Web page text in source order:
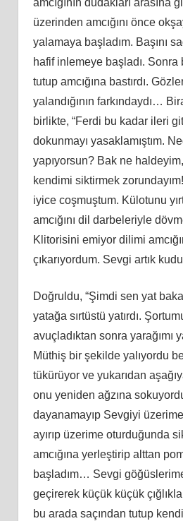
üzerinden amcığını önce
yalamaya başladım. Başını
hafif inlemeye başladı. Sonra
tutup amcığına bastırdı.
yalandığının farkındaydı…
birlikte, “Ferdi bu kadar ileri
dokunmayı yasaklamıştım.
yapıyorsun? Bak ne
kendimi siktirmek
iyice coşmuştum. Külotunu
amcığını dil darbeleriyle
Klitorisini emiyor dilimi
çıkarıyordum. Sevgi artık
Doğruldu, “Şimdi sen yat
yatağa sırtüstü yatırdı.
avuçladıktan sonra yarağımı
Müthiş bir şekilde yalıyordu
tükürüyor ve yukarıdan
onu yeniden ağzına
dayanamayıp Sevgiyi
ayırıp üzerime oturduğunda
amcığına yerleştirip alttan
başladım… Sevgi göğüslerime
geçirerek küçük küçük
bu arada saçından tutup